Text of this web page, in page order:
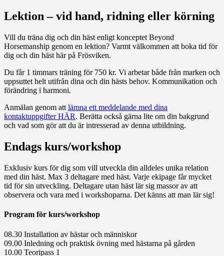
Lektion – vid hand, ridning eller körning
Vill du träna dig och din häst enligt konceptet Beyond
Horsemanship genom en lektion? Varmt välkommen att boka tid för
dig och din häst här på Frösviken.
Du får 1 timmars träning för 750 kr. Vi arbetar både från marken och
uppsuttet helt utifrån dina och din hästs behov. Kommunikation och
förändring i harmoni.
Anmälan genom att lämna ett meddelande med dina
kontaktuppgifter HÄR. Berätta också gärna lite om din bakgrund
och vad som gör att du är intresserad av denna utbildning.
Endags kurs/workshop
Exklusiv kurs för dig som vill utveckla din alldeles unika relation
med din häst. Max 3 deltagare med häst. Varje ekipage får mycket
tid för sin utveckling. Deltagare utan häst lär sig massor av att
observera och vara med i workshoparna. Det känns att man lär sig!
Program för kurs/workshop
08.30 Installation av hästar och människor
09.00 Inledning och praktisk övning med hästarna på gården
10.00 Teoripass 1